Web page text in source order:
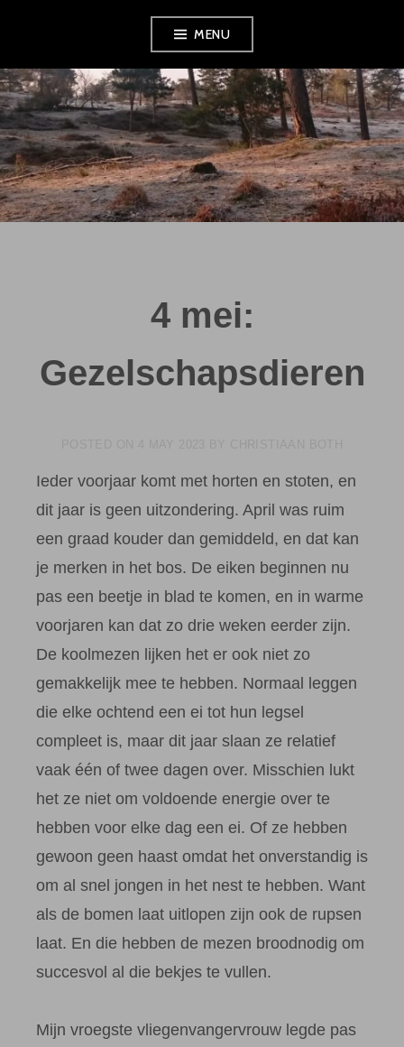
content
MENU
4 mei:
Gezelschapsdieren
Ieder voorjaar komt met horten en stoten, en
dit jaar is geen uitzondering. April was ruim
een graad kouder dan gemiddeld, en dat kan
je merken in het bos. De eiken beginnen nu
pas een beetje in blad te komen, en in warme
voorjaren kan dat zo drie weken eerder zijn.
De koolmezen lijken het er ook niet zo
gemakkelijk mee te hebben. Normaal leggen
die elke ochtend een ei tot hun legsel
compleet is, maar dit jaar slaan ze relatief
vaak één of twee dagen over. Misschien lukt
het ze niet om voldoende energie over te
hebben voor elke dag een ei. Of ze hebben
gewoon geen haast omdat het onverstandig is
om al snel jongen in het nest te hebben. Want
als de bomen laat uitlopen zijn ook de rupsen
laat. En die hebben de mezen broodnodig om
succesvol al die bekjes te vullen.
Mijn vroegste vliegenvangervrouw legde pas